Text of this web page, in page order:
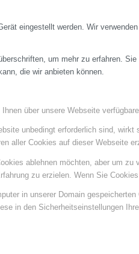
eingestellt werden. Wir
um mehr zu erfahren.
die wir anbieten können.
über unsere Webseite
unbedingt erforderlich sind,
aller Cookies auf dieser Webseite
ablehnen möchten, aber um
zu erzielen. Wenn Sie
in unserer Domain
in den Sicherheitseinstellungen